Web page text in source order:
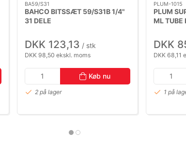
BA59/S31
BAHCO BITSSÆT 59/S31B 1/4"
31 DELE
DKK 123,13 / stk
DKK 98,50 ekskl. moms
Køb nu
2 på lager
PLUM-1015
PLUM
ML TUBE
DKK
DKK 68,11
1 på